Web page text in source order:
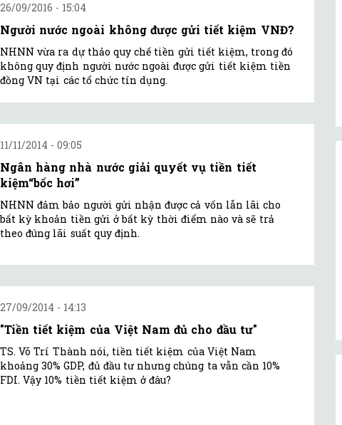
26/09/2016 - 15:04
Người nước ngoài không được gửi tiết kiệm VNĐ?
NHNN vừa ra dự thảo quy chế tiền gửi tiết kiệm, trong đó
không quy định người nước ngoài được gửi tiết kiệm tiền
đồng VN tại các tổ chức tín dụng.
11/11/2014 - 09:05
Ngân hàng nhà nước giải quyết vụ tiền tiết
kiệm“bốc hơi”
NHNN đảm bảo người gửi nhận được cả vốn lẫn lãi cho
bất kỳ khoản tiền gửi ở bất kỳ thời điểm nào và sẽ trả
theo đúng lãi suất quy định.
27/09/2014 - 14:13
"Tiền tiết kiệm của Việt Nam đủ cho đầu tư"
TS. Võ Trí Thành nói, tiền tiết kiệm của Việt Nam
khoảng 30% GDP, đủ đầu tư nhưng chúng ta vẫn cần 10%
FDI. Vậy 10% tiền tiết kiệm ở đâu?